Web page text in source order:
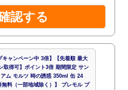
認する
キャンペーン中 3倍】【先着順 最大
取得可】ポイント3倍 期間限定 サン
アム モルツ 時の誘惑 350ml 缶 24
無料（一部地域除く）】 プレモル プ